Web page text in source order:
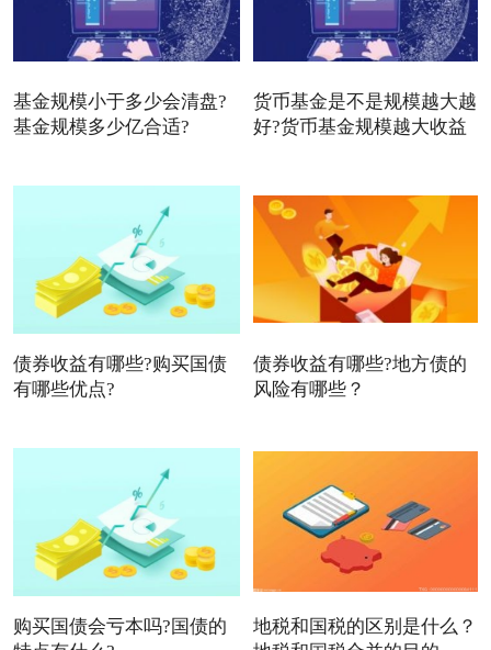
基金规模小于多少会清盘?
基金规模多少亿合适?
货币基金是不是规模越大越
好?货币基金规模越大收益
债券收益有哪些?购买国债
有哪些优点?
债券收益有哪些?地方债的
风险有哪些？
购买国债会亏本吗?国债的
地税和国税的区别是什么？